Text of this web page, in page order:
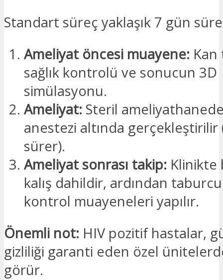
Standart süreç yaklaşık 7 gün
Ameliyat öncesi muayene:
sağlık kontrolü ve sonucun 3D
simülasyonu.
Ameliyat: Steril
anestezi altında gerçekleştirilir
sürer).
Ameliyat sonrası takip: Klinikte
kalış dahildir, ardından
kontrol muayeneleri yapılır.
Önemli not: HIV pozitif hastalar,
gizliliği garanti eden özel
görür.